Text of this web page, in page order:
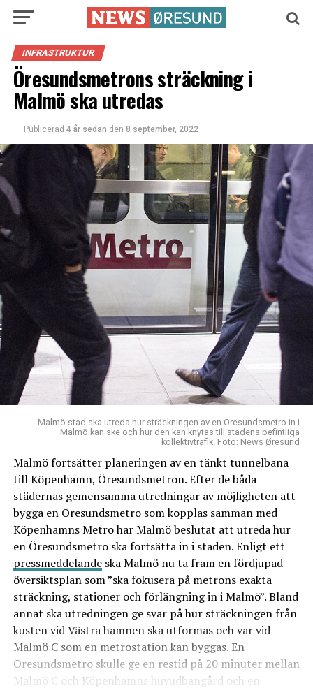
INFRASTRUKTUR
Öresundsmetrons sträckning i
Malmö ska utredas
Publicerad 4 år sedan den 8 september, 2022
Malmö stad ska utreda hur sträckningen av en Öresundsmetro in i
Malmö kan ske och hur den kan knytas till stadens befintliga
kollektivtrafik. Foto: News Øresund
Malmö fortsätter planeringen av en tänkt tunnelbana
till Köpenhamn, Öresundsmetron. Efter de båda
städernas gemensamma utredningar av möjligheten att
bygga en Öresundsmetro som kopplas samman med
Köpenhamns Metro har Malmö beslutat att utreda hur
en Öresundsmetro ska fortsätta in i staden. Enligt ett
pressmeddelandeska Malmö nu ta fram en fördjupad
översiktsplan som ”ska fokusera på metrons exakta
sträckning, stationer och förlängning in i Malmö”. Bland
annat ska utredningen ge svar på hur sträckningen från
kusten vid Västra hamnen ska utformas och var vid
Malmö C som en metrostation kan byggas. En
Öresundsmetro skulle ge en restid på 20 minuter mellan
Malmö C och Köpenhamns huvudbangård och en